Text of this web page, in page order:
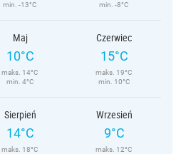
min. -13°C
min. -8°C
Maj
10°C
maks. 14°C
min. 4°C
Czerwiec
15°C
maks. 19°C
min. 10°C
Sierpień
14°C
maks. 18°C
Wrzesień
9°C
maks. 12°C